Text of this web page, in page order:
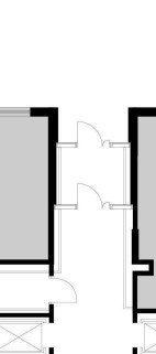
Получить контакты
Продаётся
новом жилом
планировка,
земли. Помещение
адресу:
между ул.
355 (+1)
Навигация